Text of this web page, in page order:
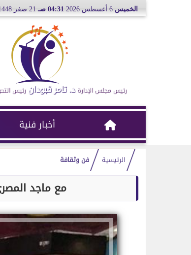
الخميس 04:31 صـ 21 صفر 1448
رئيس مجلس الإدارة د. تامر قبودان رئيس
أخبار فنية
الرئيسية فن وثقافة
مع ماجد